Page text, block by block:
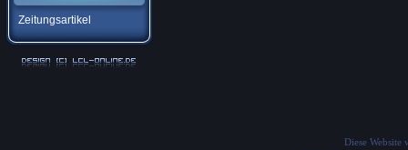
Zeitungsartikel
Diese Website